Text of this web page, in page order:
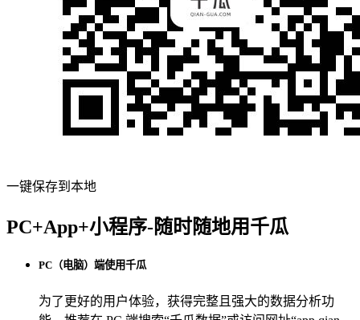
一键保存到本地
PC+App+小程序-随时随地用千瓜
PC（电脑）端使用千瓜
为了更好的用户体验，获得完整且强大的数据分析功